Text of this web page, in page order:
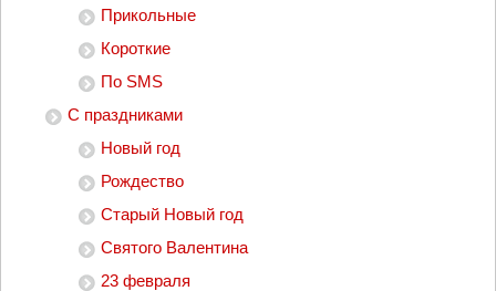
Прикольные
Короткие
По SMS
С праздниками
Новый год
Рождество
Старый Новый год
Святого Валентина
23 февраля